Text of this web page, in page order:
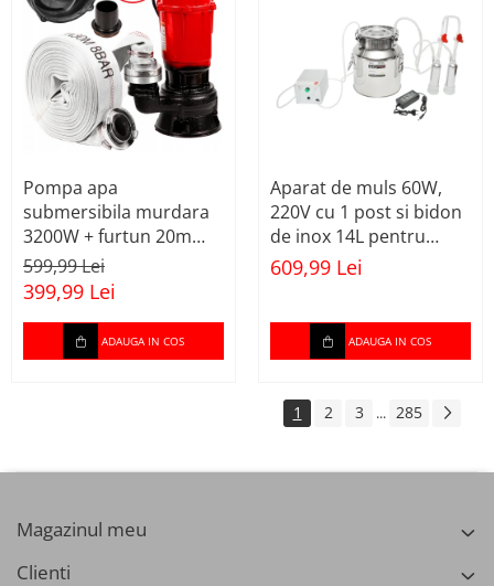
Reparat caroserie
Filetare Reparatie filete /
anvelope
Extractoare
Reparatie anvelope
Tarozi si filiere
Masurat
Menghine
Cu reglare in cruce
Menghina fixare
Simple rotative
Scule pentru instalatori
Scule pentru lemn
Pompa apa
submersibila murdara
3200W + furtun 20m
pompieri
(STPW3200+20M)
599,99 Lei
399,99 Lei
ADAUGA IN COS
Aparat de muls 60W,
220V cu 1 post si bidon
de inox 14L pentru
capre si oi (DISGM17)
609,99 Lei
ADAUGA IN COS
1 2 3 ... 285
Magazinul meu
Clienti